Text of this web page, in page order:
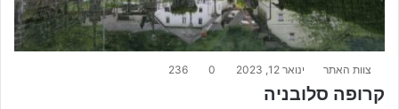
צוות האתר ינואר 12, 2023 0
236
קרופה סלובניה